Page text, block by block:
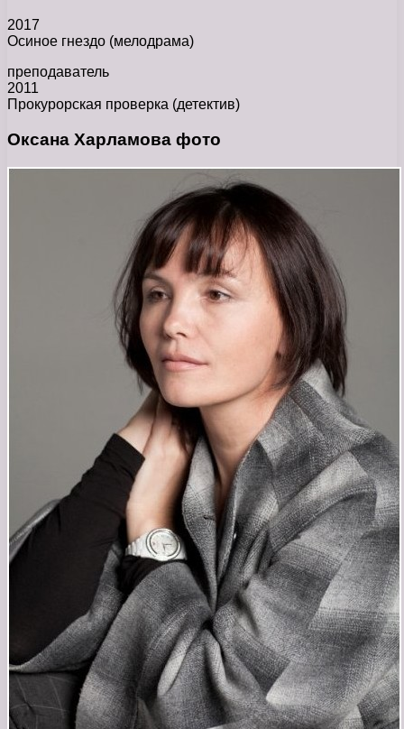
2017
Осиное гнездо (мелодрама)
преподаватель
2011
Прокурорская проверка (детектив)
Оксана Харламова фото